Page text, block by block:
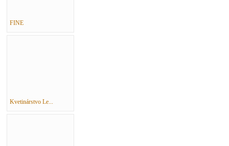
FINE
Kvetinárstvo Le...